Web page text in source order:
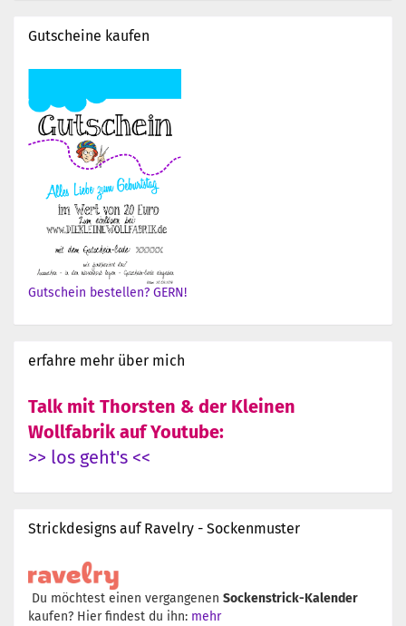
Gutscheine kaufen
Gutschein bestellen? GERN!
erfahre mehr über mich
Talk mit Thorsten & der Kleinen
Wollfabrik auf Youtube:
>> los geht's <<
Strickdesigns auf Ravelry - Sockenmuster
Du möchtest einen vergangenen Sockenstrick-Kalender
kaufen? Hier findest du ihn: mehr